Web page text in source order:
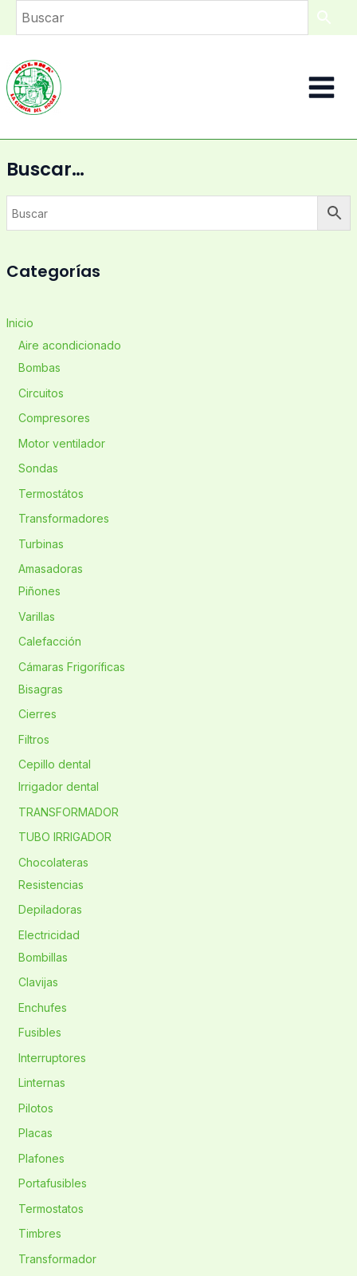
Main
Buscar…
Categorías
Inicio
Aire acondicionado
Bombas
Circuitos
Compresores
Motor ventilador
Sondas
Termostátos
Transformadores
Turbinas
Amasadoras
Piñones
Varillas
Calefacción
Cámaras Frigoríficas
Bisagras
Cierres
Filtros
Cepillo dental
Irrigador dental
TRANSFORMADOR
TUBO IRRIGADOR
Chocolateras
Resistencias
Depiladoras
Electricidad
Bombillas
Clavijas
Enchufes
Fusibles
Interruptores
Linternas
Pilotos
Placas
Plafones
Portafusibles
Termostatos
Timbres
Transformador